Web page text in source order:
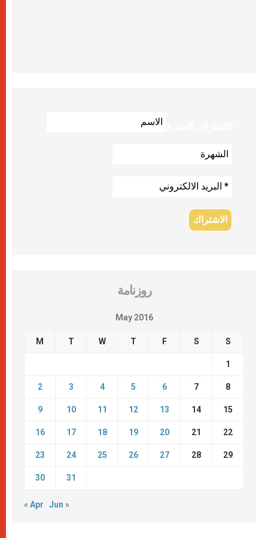
روزنامة
May 2016
M T W T F S S
1
2 3 4 5 6 7 8
9 10 11 12 13 14 15
16 17 18 19 20 21 22
23 24 25 26 27 28 29
30 31
« Apr Jun »